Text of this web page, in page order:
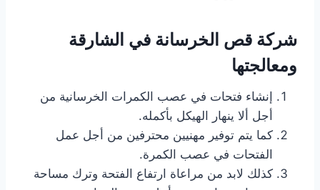
شركة قص الخرسانة في الشارقة
ومعالجتها
إنشاء فتحات في عصب الكمرات الخرسانية من
أجل ألا ينهار الهيكل بأكمله.
كما يتم توفير مهنيين محترفين من أجل عمل
الفتحات في عصب الكمرة.
كذلك لابد من مراعاة ارتفاع الفتحة وترك مساحة